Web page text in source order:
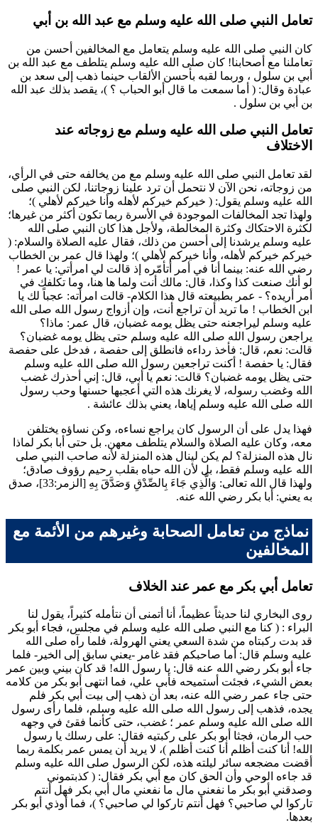
تعامل النبي صلى الله عليه وسلم مع عبد الله بن أبي
كان النبي صلى الله عليه وسلم يتعامل مع المخالفين أحسن من
تعاملنا مع أصحابنا! كان صلى الله عليه وسلم يتلطف مع عبد الله بن
أبي بن سلول ، وربما لقبه بأحسن الألقاب حينما ذهب إلى سعد بن
عبادة وقال: ( أما سمعت ما قال أبو الحباب ؟ )، يقصد بذلك عبد الله
بن أبي بن سلول .
تعامل النبي صلى الله عليه وسلم مع زوجاته عند
الاختلاف
لقد تعامل النبي صلى الله عليه وسلم مع من يخالفه حتى في الرأي،
من زوجاته، نحن الآن لا نتحمل أن ترد علينا زوجاتنا، لكن النبي صلى
الله عليه وسلم يقول: ( خيركم خيركم لأهله وأنا خيركم لأهلي )؛
ولهذا تجد المخالفات الموجودة في الأسرة ربما تكون أكثر من غيرها؛
لكثرة الاحتكاك وكثرة المخالطة، ولأجل هذا كان النبي صلى الله
عليه وسلم يرشدنا إلى أحسن من ذلك، فقال عليه الصلاة والسلام: (
خيركم خيركم لأهله، وأنا خيركم لأهلي )؛ ولهذا قال عمر بن الخطاب
رضي الله عنه: بينما أنا في أمر أتأمّره إذ قالت لي امرأتي: يا عمر !
لو أنك صنعت كذا وكذا، قال: مالك أنت ولما ها هنا، وما تكلفك في
أمر أريده؟ - عمر بطبيعته قال هذا الكلام- قالت امرأته: عجباً لك يا
ابن الخطاب ! ما تريد أن تراجع أنت، وإن أزواج رسول الله صلى الله
عليه وسلم ليراجعنه حتى يظل يومه غضبان، قال عمر : ماذا؟
يراجعن رسول الله صلى الله عليه وسلم حتى يظل يومه غضبان؟
قالت: نعم، قال: فأخذ رداءه فانطلق إلى حفصة ، فدخل على حفصة
فقال: يا حفصة ! أكنت تراجعين رسول الله صلى الله عليه وسلم
حتى يظل يومه غضبان؟ قالت: نعم يا أبي، قال: إني أحذرك غضب
الله وغضب رسوله، لا يغرنك هذه التي أعجبها حسنها وحب رسول
الله صلى الله عليه وسلم إياها، يعني بذلك عائشة .
فهذا يدل على أن الرسول كان يراجع نساءه، وكن نساؤه يختلفن
معه، وكان عليه الصلاة والسلام يتلطف معهن. بل حتى أبا بكر لماذا
نال هذه المنزلة؟ لم يكن لينال هذه المنزلة لأنه صاحب النبي صلى
الله عليه وسلم فقط، بل لأن الله حباه بقلب رحيم رؤوف صادق؛
ولهذا قال الله تعالى: وَالَّذِي جَاءَ بِالصِّدْقِ وَصَدَّقَ بِهِ
[الزمر:33]، صدق
به يعني: أبا بكر رضي الله عنه.
نماذج من تعامل الصحابة وغيرهم من الأئمة مع
المخالفين
تعامل أبي بكر مع عمر عند الخلاف
روى البخاري لنا حديثاً عظيماً، أنا أتمنى أن نتأمله كثيراً، يقول لنا
البراء : ( كنا مع النبي صلى الله عليه وسلم في مجلس، فجاء أبو بكر
قد بدت ركبتاه من شدة السعي يعني الهرولة، فلما رآه صلى الله
عليه وسلم قال: أما صاحبكم فقد غامر -يعني سابق إلى الخير- فلما
جاء أبو بكر رضي الله عنه قال: يا رسول الله! قد كان بيني وبين عمر
بعض الشيء، فجئت أستميحه فأبى علي، فما انتهى أبو بكر من كلامه
حتى جاء عمر رضي الله عنه، بعد أن ذهب إلى بيت أبي بكر فلم
يجده، فذهب إلى رسول الله صلى الله عليه وسلم، فلما رأى رسول
الله صلى الله عليه وسلم عمر ؛ غضب، حتى كأنما فقئ في وجهه
حب الرمان، فجثا أبو بكر
على ركبتيه فقال: على رسلك يا رسول
الله! أنا كنت أظلم أنا كنت أظلم )، لا يريد أن يمس عمر بكلمة ربما
أقضت مضجعه سائر ليلته هذه، لكن الرسول صلى الله عليه وسلم
قد جاءه الوحي وأن الحق كان مع أبي بكر فقال: ( كذبتموني
وصدقني أبو بكر ما نفعني مال ما نفعني مال أبي بكر فهل أنتم
تاركوا لي صاحبي؟ فهل أنتم تاركوا لي صاحبي؟ )، فما أوذي أبو بكر
بعدها.